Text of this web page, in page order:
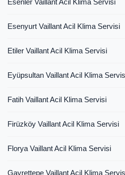
Esenyurt Vaillant Acil Klima Servisi
Etiler Vaillant Acil Klima Servisi
Eyüpsultan Vaillant Acil Klima
Fatih Vaillant Acil Klima Servisi
Firüzköy Vaillant Acil Klima Servisi
Florya Vaillant Acil Klima Servisi
Gayrettepe Vaillant Acil Klima